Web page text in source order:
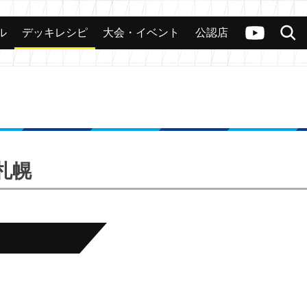
ヴァンガードch
検索
カード 大会 公認店舗 その他
デッキレシピ 大会・イベント 公認店
幌